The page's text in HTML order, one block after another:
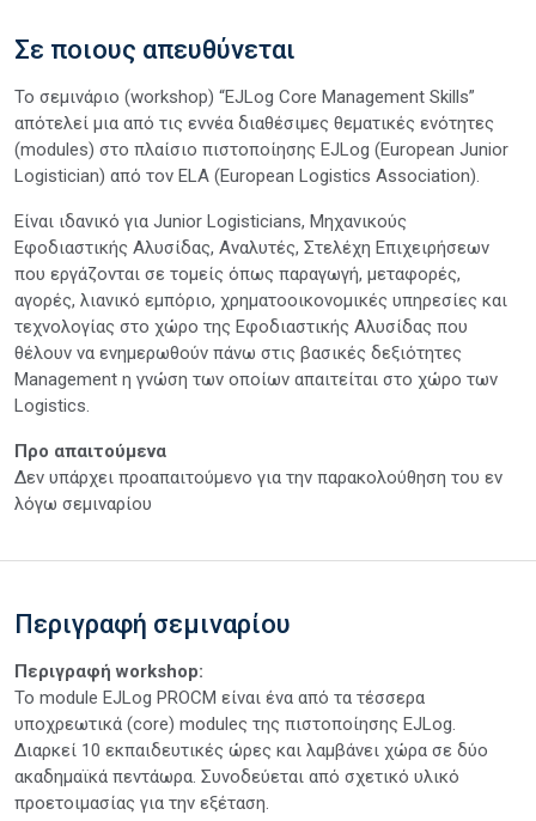
Σε ποιους απευθύνεται
Το σεμινάριο (workshop) “EJLog Core Management Skills”
απότελεί μια από τις εννέα διαθέσιμες θεματικές ενότητες
(modules) στο πλαίσιο πιστοποίησης EJLog (European Junior
Logistician) από τον ELA (European Logistics Association).
Είναι ιδανικό για Junior Logisticians, Μηχανικούς
Εφοδιαστικής Αλυσίδας, Αναλυτές, Στελέχη Επιχειρήσεων
που εργάζονται σε τομείς όπως παραγωγή, μεταφορές,
αγορές, λιανικό εμπόριο, χρηματοοικονομικές υπηρεσίες και
τεχνολογίας στο χώρο της Εφοδιαστικής Αλυσίδας που
θέλουν να ενημερωθούν πάνω στις βασικές δεξιότητες
Management η γνώση των οποίων απαιτείται στο χώρο των
Logistics.
Προ απαιτούμενα
Δεν υπάρχει προαπαιτούμενο για την παρακολούθηση του εν
λόγω σεμιναρίου
Περιγραφή σεμιναρίου
Περιγραφή workshop:
Το module EJLog PROCM είναι ένα από τα τέσσερα
υποχρεωτικά (core) moduleς της πιστοποίησης EJLog.
Διαρκεί 10 εκπαιδευτικές ώρες και λαμβάνει χώρα σε δύο
ακαδημαϊκά πεντάωρα. Συνοδεύεται από σχετικό υλικό
προετοιμασίας για την εξέταση.